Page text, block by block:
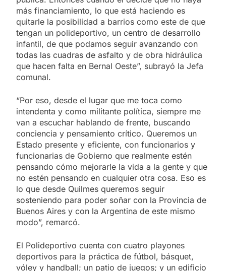
más financiamiento, lo que está haciendo es
quitarle la posibilidad a barrios como este de que
tengan un polideportivo, un centro de desarrollo
infantil, de que podamos seguir avanzando con
todas las cuadras de asfalto y de obra hidráulica
que hacen falta en Bernal Oeste”, subrayó la Jefa
comunal.
“Por eso, desde el lugar que me toca como
intendenta y como militante política, siempre me
van a escuchar hablando de frente, buscando
conciencia y pensamiento crítico. Queremos un
Estado presente y eficiente, con funcionarios y
funcionarias de Gobierno que realmente estén
pensando cómo mejorarle la vida a la gente y que
no estén pensando en cualquier otra cosa. Eso es
lo que desde Quilmes queremos seguir
sosteniendo para poder soñar con la Provincia de
Buenos Aires y con la Argentina de este mismo
modo”, remarcó.
El Polideportivo cuenta con cuatro playones
deportivos para la práctica de fútbol, básquet,
vóley y handball; un patio de juegos; y un edificio